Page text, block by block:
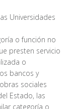
Universidades
o función no
presten servicio
o
bancos y
sociales
Estado, las
categoría o